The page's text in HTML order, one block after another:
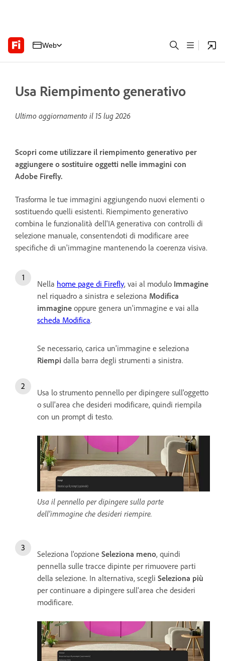
Web
Usa Riempimento generativo
Ultimo aggiornamento il 15 lug 2026
Scopri come utilizzare il riempimento generativo per
aggiungere o sostituire oggetti nelle immagini con
Adobe Firefly.
Trasforma le tue immagini aggiungendo nuovi elementi o
sostituendo quelli esistenti. Riempimento generativo
combina le funzionalità dell'IA generativa con controlli di
selezione manuale, consentendoti di modificare aree
specifiche di un'immagine mantenendo la coerenza visiva.
Nella home page di Firefly, vai al modulo Immagine
nel riquadro a sinistra e seleziona Modifica
immagine oppure genera un'immagine e vai alla
scheda Modifica.
Se necessario, carica un'immagine e seleziona
Riempi dalla barra degli strumenti a sinistra.
Usa lo strumento pennello per dipingere sull'oggetto
o sull'area che desideri modificare, quindi riempila
con un prompt di testo.
Usa il pennello per dipingere sulla parte
dell'immagine che desideri riempire.
Seleziona l'opzione Seleziona meno, quindi
pennella sulle tracce dipinte per rimuovere parti
della selezione. In alternativa, scegli Seleziona più
per continuare a dipingere sull'area che desideri
modificare.